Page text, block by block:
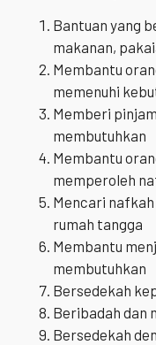
Bantuan yang
makanan,
Membantu
memenuhi
Memberi
membutuhkan
Membantu
memperoleh
Mencari
rumah tangga
Membantu
membutuhkan
Bersedekah
Beribadah dan
Bersedekah